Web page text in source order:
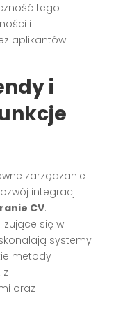
tego
i
aplikantów
i
zarządzanie
integracji i
CV.
się w
systemy
metody
oraz